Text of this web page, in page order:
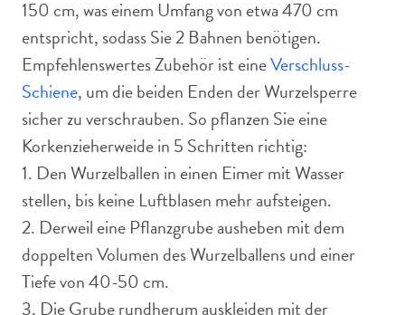
150 cm, was einem Umfang von etwa 470 cm
entspricht, sodass Sie 2 Bahnen benötigen.
Empfehlenswertes Zubehör ist eineVerschluss-
Schiene, um die beiden Enden der Wurzelsperre
sicher zu verschrauben. So pflanzen Sie eine
Korkenzieherweide in 5 Schritten richtig:
1. Den Wurzelballen in einen Eimer mit Wasser
stellen, bis keine Luftblasen mehr aufsteigen.
2. Derweil eine Pflanzgrube ausheben mit dem
doppelten Volumen des Wurzelballens und einer
Tiefe von 40-50 cm.
3. Die Grube rundherum auskleiden mit der